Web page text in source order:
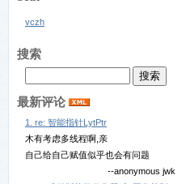
vczh
搜索
最新评论
1. re: 智能指针LytPtr
木有考虑多线程啊,亲
自己给自己赋值似乎也会有问题
--anonymous jwk